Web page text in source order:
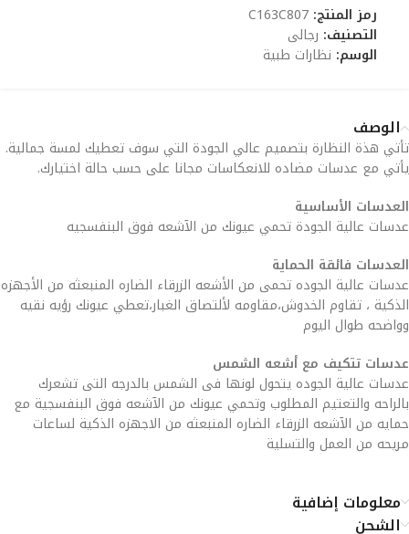
رمز المنتج: C163C807
التصنيف: رجالى
الوسم: نظارات طبية
الوصف
تأتي هذة النظارة بتصميم عالي الجودة التي سوف تعطيك لمسة جمالية.
يأتي مع عدسات مضاده للانعكاسات مجانا على حسب حالة اختيارك.
العدسات الأساسية
عدسات عالية الجودة تحمي عيونك من الآشعه فوق البنفسجيه
العدسات فائقة الحماية
عدسات عالية الجوده تحمى من الأشعه الزرقاء الضاره المنبعثه من الأجهزه
الذكية ، تقاوم الخدوش،مقاومه لألتصاق الغبار،تعطي عيونك رؤيه نقيه
وواضحه طوال اليوم
عدسات تتكيف مع أشعه الشمس
عدسات عالية الجوده يتحول لونها فى الشمس بالدرجه التى تشعرك
بالراحه والتعتيم المطلوب وتحمي عيونك من الآشعه فوق البنفسجية مع
حمايه من الآشعه الزرقاء الضاره المنبعثه من الاجهزه الذكية لساعات
مريحه من العمل والتسلية
معلومات إضافية
الشحن